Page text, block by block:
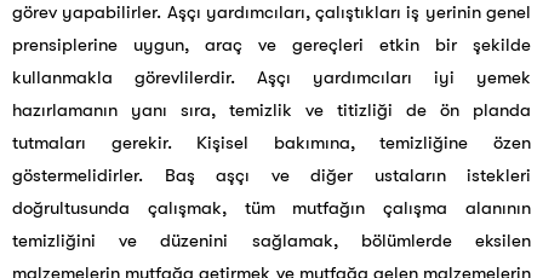
görev yapabilirler. Aşçı yardımcıları, çalıştıkları iş yerinin genel
prensiplerine uygun, araç ve gereçleri etkin bir şekilde
kullanmakla görevlilerdir. Aşçı yardımcıları iyi yemek
hazırlamanın yanı sıra, temizlik ve titizliği de ön planda
tutmaları gerekir. Kişisel bakımına, temizliğine özen
göstermelidirler. Baş aşçı ve diğer ustaların istekleri
doğrultusunda çalışmak, tüm mutfağın çalışma alanının
temizliğini ve düzenini sağlamak, bölümlerde eksilen
malzemelerin mutfağa getirmek ve mutfağa gelen malzemelerin